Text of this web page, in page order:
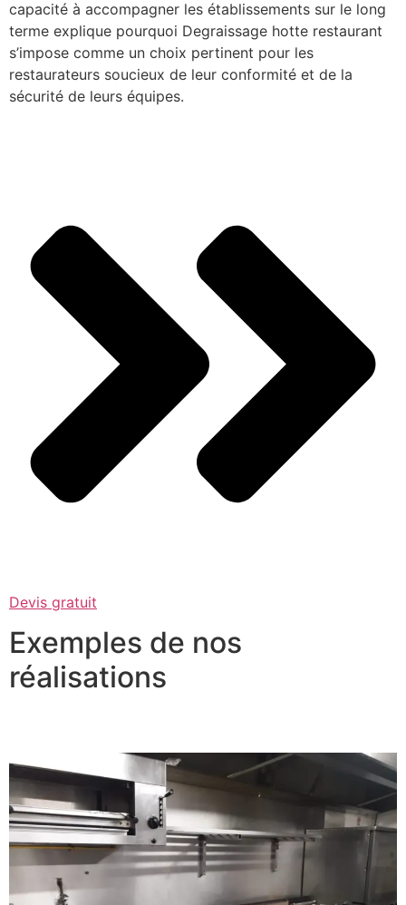
capacité à accompagner les établissements sur le long
terme explique pourquoi Degraissage hotte restaurant
s’impose comme un choix pertinent pour les
restaurateurs soucieux de leur conformité et de la
sécurité de leurs équipes.
Devis gratuit
Exemples de nos
réalisations